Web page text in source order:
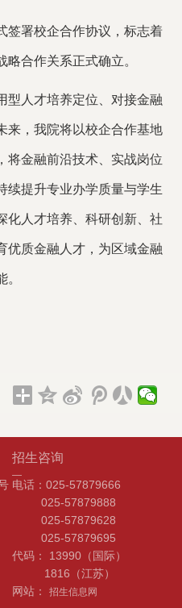
签署校企合作协议，标志着
合作关系正式确立。
型人才培养定位、对接金融
来，我院将以校企合作基地
将金融前沿技术、实战岗位
续提升专业办学质量与学生
化人才培养、科研创新、社
优质金融人才，为区域金融
招生咨询
电话：025-57879666
025-57879888
025-57879628
025-57879695
代码： 13990（国际）
1816（江苏）
网站： 招生信息网